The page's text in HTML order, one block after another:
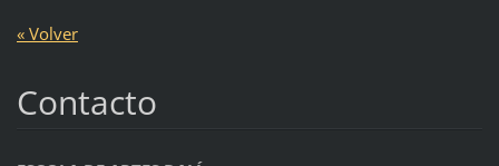
« Volver
Contacto